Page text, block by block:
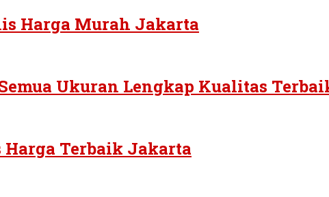
Harga Murah Jakarta
Ukuran Lengkap Kualitas
Terbaik Jakarta